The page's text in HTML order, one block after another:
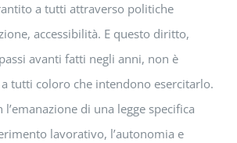
a tutti attraverso politiche
accessibilità. E questo diritto,
avanti fatti negli anni, non è
tutti coloro che intendono esercitarlo.
di una legge specifica
lavorativo, l’autonomia e